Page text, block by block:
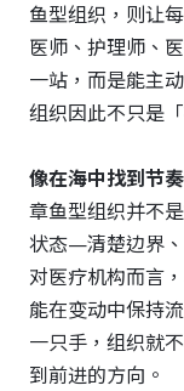
鱼型组织，则让
医师、护理师、
一站，而是能主
组织因此不只是
像在海中找到节
章鱼型组织并不
状态—清楚边界
对医疗机构而言
能在变动中保持
一只手，组织就
到前进的方向。